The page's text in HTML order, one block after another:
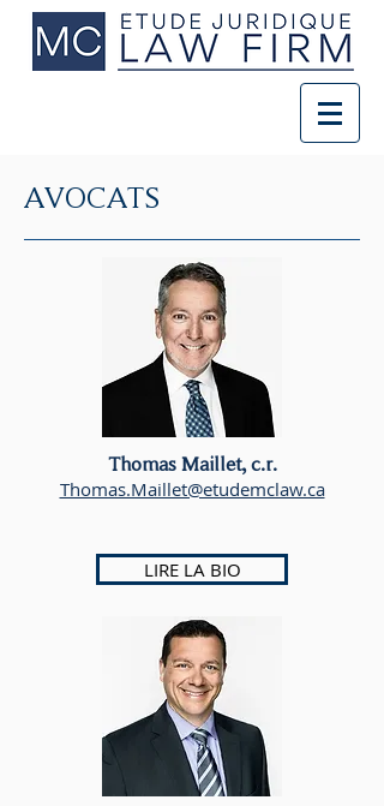
AVOCATS
Thomas Maillet, c.r.
Thomas.Maillet@etudemclaw.ca
LIRE LA BIO